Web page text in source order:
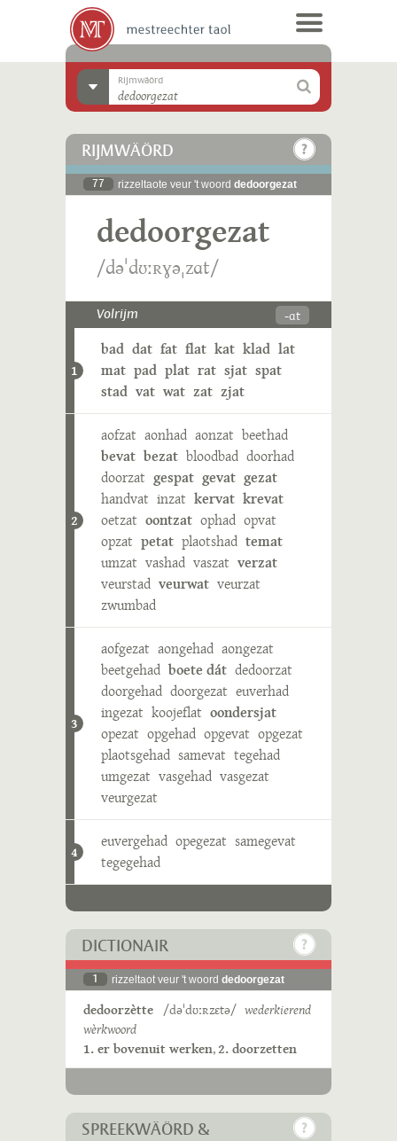
Rijmwäörd
RIJMWÄÖRD
77 rizzeltaote veur 't woord dedoorgezat
dedoorgezat
/dəˈdʊːʀɣəˌzɑt/
Volrijm -ɑt
1
bad dat fat flat kat klad lat
mat pad plat rat sjat spat
stad vat wat zat zjat
2
aofzat aonhad aonzat beethad
bevat bezat bloodbad doorhad
doorzat gespat gevat gezat
handvat inzat kervat krevat
oetzat oontzat ophad opvat
opzat petat plaotshad temat
umzat vashad vaszat verzat
veurstad veurwat veurzat
zwumbad
3
aofgezat aongehad aongezat
beetgehad boete dát dedoorzat
doorgehad doorgezat euverhad
ingezat koojeflat oondersjat
opezat opgehad opgevat opgezat
plaotsgehad samevat tegehad
umgezat vasgehad vasgezat
veurgezat
4
euvergehad opegezat samegevat
tegegehad
DICTIONAIR
1 rizzeltaot veur 't woord dedoorgezat
dedoorzètte /dəˈdʊːʀzɛtə/ wederkierend
wèrkwoord
1. er bovenuit werken,2. doorzetten
SPREEKWÄÖRD &